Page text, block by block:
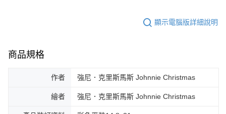
顯示電腦版詳細說明
商品規格
作者 強尼．克里斯馬斯 Johnnie Christmas
繪者 強尼．克里斯馬斯 Johnnie Christmas